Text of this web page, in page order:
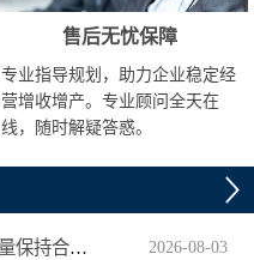
售后无忧保障
专业指导规划，助力企业稳定经
营增收增产。专业顾问全天在
线，随时解疑答惑。
海南上半年贷款增速6.1% 信贷总量保持合理平稳增长 2026-08-03